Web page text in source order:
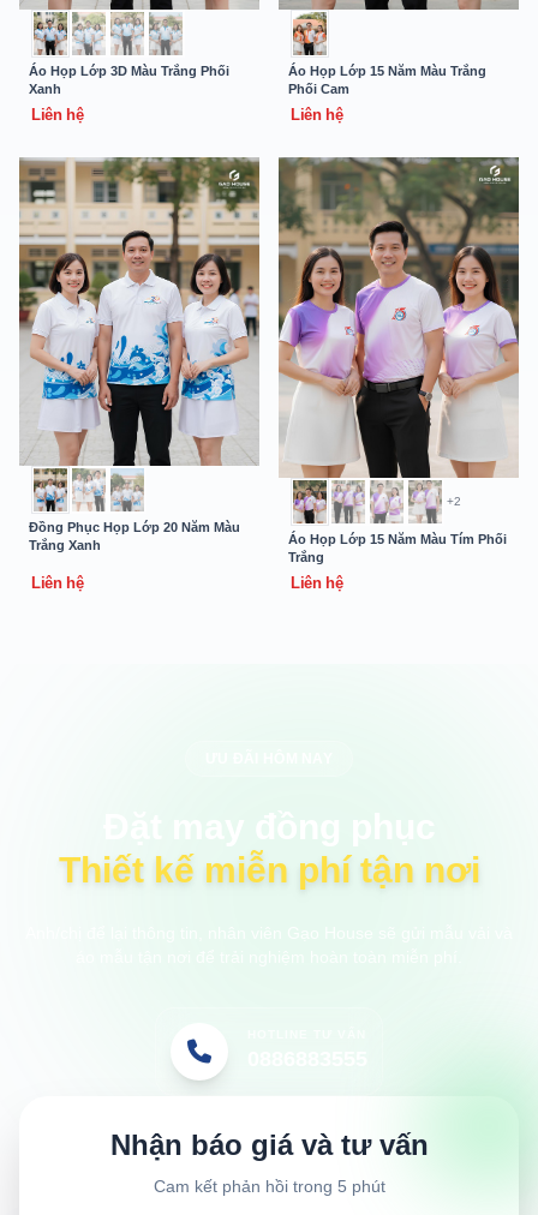
Áo Họp Lớp 3D Màu Trắng Phối
Xanh
Liên hệ
Áo Họp Lớp 15 Năm Màu Trắng
Phối Cam
Liên hệ
Đồng Phục Họp Lớp 20 Năm Màu
Trắng Xanh
Liên hệ
+2
Áo Họp Lớp 15 Năm Màu Tím Phối
Trắng
Liên hệ
Thiết kế miễn phí tận nơi
Nhận báo giá và tư vấn
Cam kết phản hồi trong 5 phút